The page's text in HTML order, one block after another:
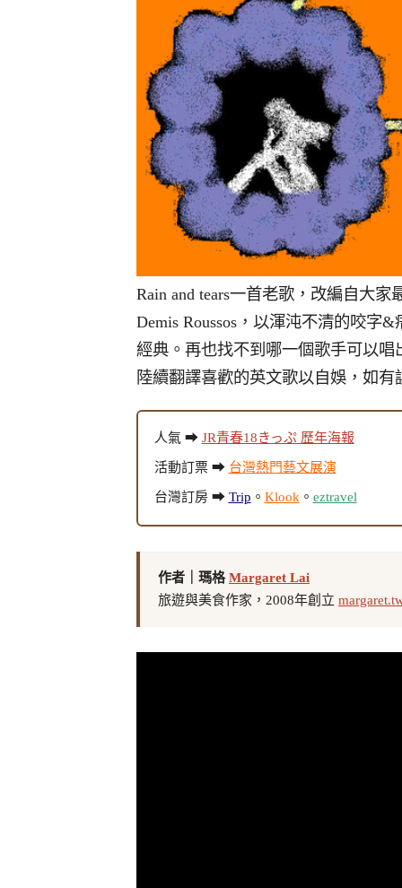
Rain and tears一首老歌，改編自大家
Demis Roussos，以渾沌不清的咬字
經典。再也找不到哪一個歌手可以
陸續翻譯喜歡的英文歌以自娛，如有
人氣 ➡ JR青春18きっぷ 歷年海報
活動訂票 ➡ 台灣熱門藝文展演
台灣訂房 ➡ Trip 。 Klook 。 eztravel
作者｜瑪格Margaret Lai
旅遊與美食作家，2008年創立